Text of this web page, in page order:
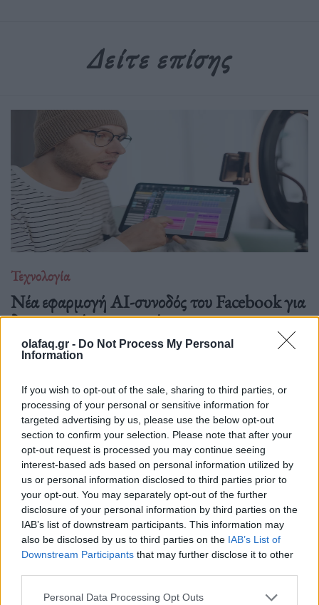
olafaq.gr - Do Not Process My Personal
Information
If you wish to opt-out of the sale, sharing to third parties, or
processing of your personal or sensitive information for
targeted advertising by us, please use the below opt-out
section to confirm your selection. Please note that after your
opt-out request is processed you may continue seeing
interest-based ads based on personal information utilized by
us or personal information disclosed to third parties prior to
your opt-out. You may separately opt-out of the further
disclosure of your personal information by third parties on the
IAB’s list of downstream participants. This information may
also be disclosed by us to third parties on the IAB’s List of
Downstream Participants that may further disclose it to other
Personal Data Processing Opt Outs
Δείτε επίσης
Τεχνολογία
Νέα εφαρμογή AI-συνοδός του Facebook για
δημιουργούς περιεχομένου
06.07.26
εφαρμογή με AI βοηθό: εξατομικευμένες.